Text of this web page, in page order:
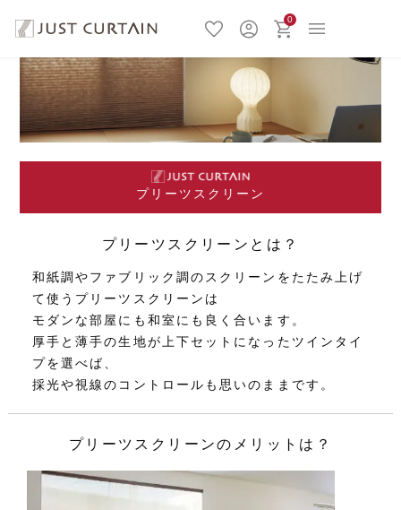
0
プリーツスクリーン
プリーツスクリーンとは？
和紙調やファブリック調のスクリーンをたたみ上げ
て使うプリーツスクリーンは
モダンな部屋にも和室にも良く合います。
厚手と薄手の生地が上下セットになったツインタイ
プを選べば、
採光や視線のコントロールも思いのままです。
プリーツスクリーンのメリットは？